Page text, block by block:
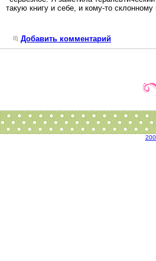
такую книгу и себе, и кому-то
Добавить комментарий